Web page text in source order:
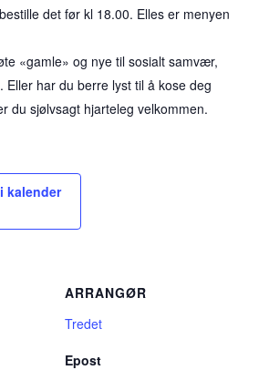
det før kl 18.00. Elles er menyen
«gamle» og nye til sosialt samvær,
Eller har du berre lyst til å kose deg
du sjølvsagt hjarteleg velkommen.
kalender
ARRANGØR
Tredet
Epost